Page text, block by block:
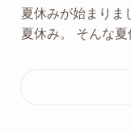
夏休みが始まりま
夏休み。 そんな